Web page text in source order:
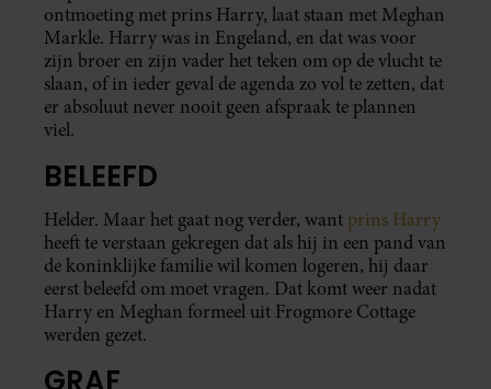
ontmoeting met prins Harry, laat staan met Meghan
Markle. Harry was in Engeland, en dat was voor
zijn broer en zijn vader het teken om op de vlucht te
slaan, of in ieder geval de agenda zo vol te zetten, dat
er absoluut never nooit geen afspraak te plannen
viel.
BELEEFD
Helder. Maar het gaat nog verder, want prins Harry
heeft te verstaan gekregen dat als hij in een pand van
de koninklijke familie wil komen logeren, hij daar
eerst beleefd om moet vragen. Dat komt weer nadat
Harry en Meghan formeel uit Frogmore Cottage
werden gezet.